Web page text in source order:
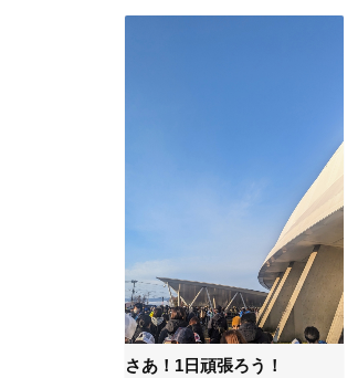
さあ！1日頑張ろう！